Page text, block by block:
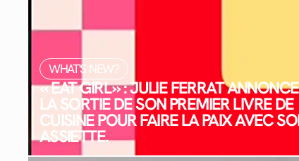
WHAT'S NEW?
« EAT GIRL » : JULIE FERRAT ANNONCE
LA SORTIE DE SON PREMIER LIVRE DE
CUISINE POUR FAIRE LA PAIX AVEC
ASSIETTE.